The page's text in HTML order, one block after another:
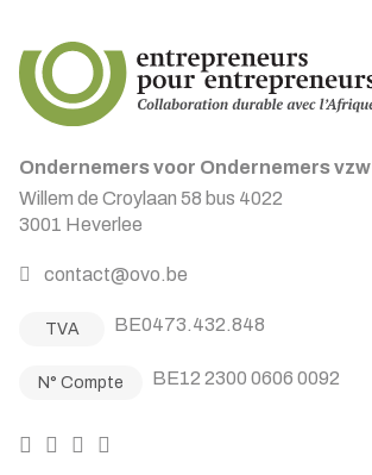
Ondernemers voor Ondernemers vzw
Willem de Croylaan 58 bus 4022
3001 Heverlee
contact@ovo.be
TVA BE0473.432.848
N° Compte BE12 2300 0606 0092